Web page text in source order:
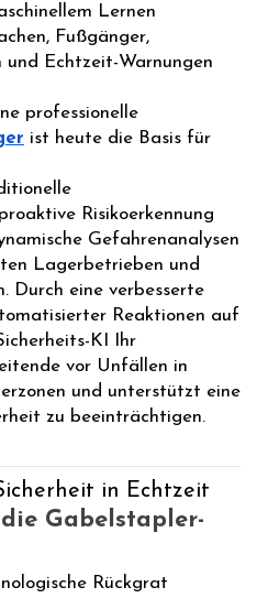
Lernen
Fußgänger,
und Echtzeit-Warnungen
professionelle
ist heute die Basis für
Risikoerkennung
Gefahrenanalysen
Lagerbetrieben und
Durch eine verbesserte
Reaktionen auf
KI Ihr
vor Unfällen in
und unterstützt eine
zu beeinträchtigen.
in Echtzeit
Gabelstapler-
Rückgrat